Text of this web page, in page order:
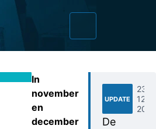
In
november
en
december
UPDATE
23-
12-
De